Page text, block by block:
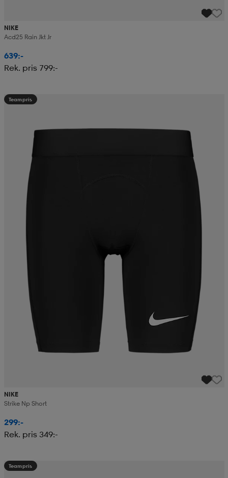
NIKE
Acd25 Rain Jkt Jr
639:-
Rek. pris 799:-
Teampris
NIKE
Strike Np Short
299:-
Rek. pris 349:-
Teampris